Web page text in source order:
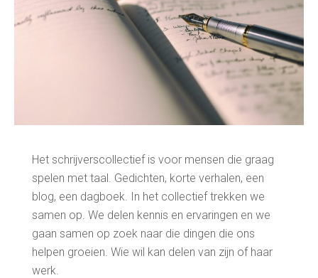
Het schrijverscollectief is voor mensen die graag
spelen met taal. Gedichten, korte verhalen, een
blog, een dagboek. In het collectief trekken we
samen op. We delen kennis en ervaringen en we
gaan samen op zoek naar die dingen die ons
helpen groeien. Wie wil kan delen van zijn of haar
werk.